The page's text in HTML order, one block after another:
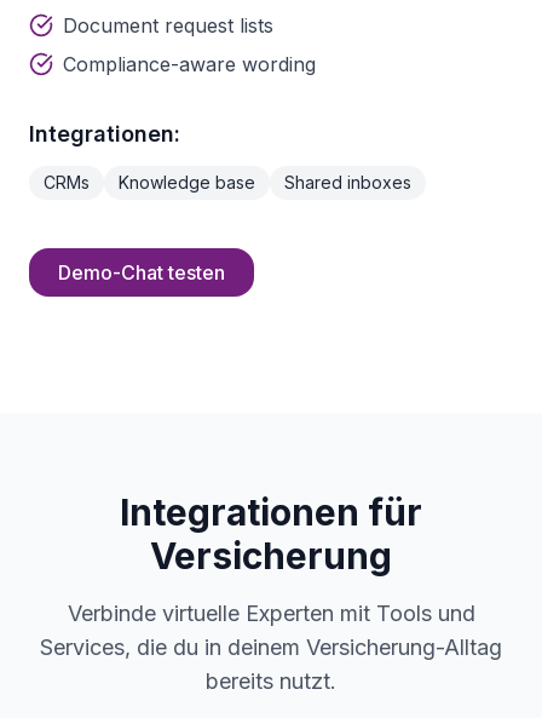
Document request lists
Compliance-aware wording
Integrationen:
CRMs Knowledge base Shared inboxes
Demo-Chat testen
Integrationen für
Versicherung
Verbinde virtuelle Experten mit Tools und
Services, die du in deinem Versicherung-Alltag
bereits nutzt.